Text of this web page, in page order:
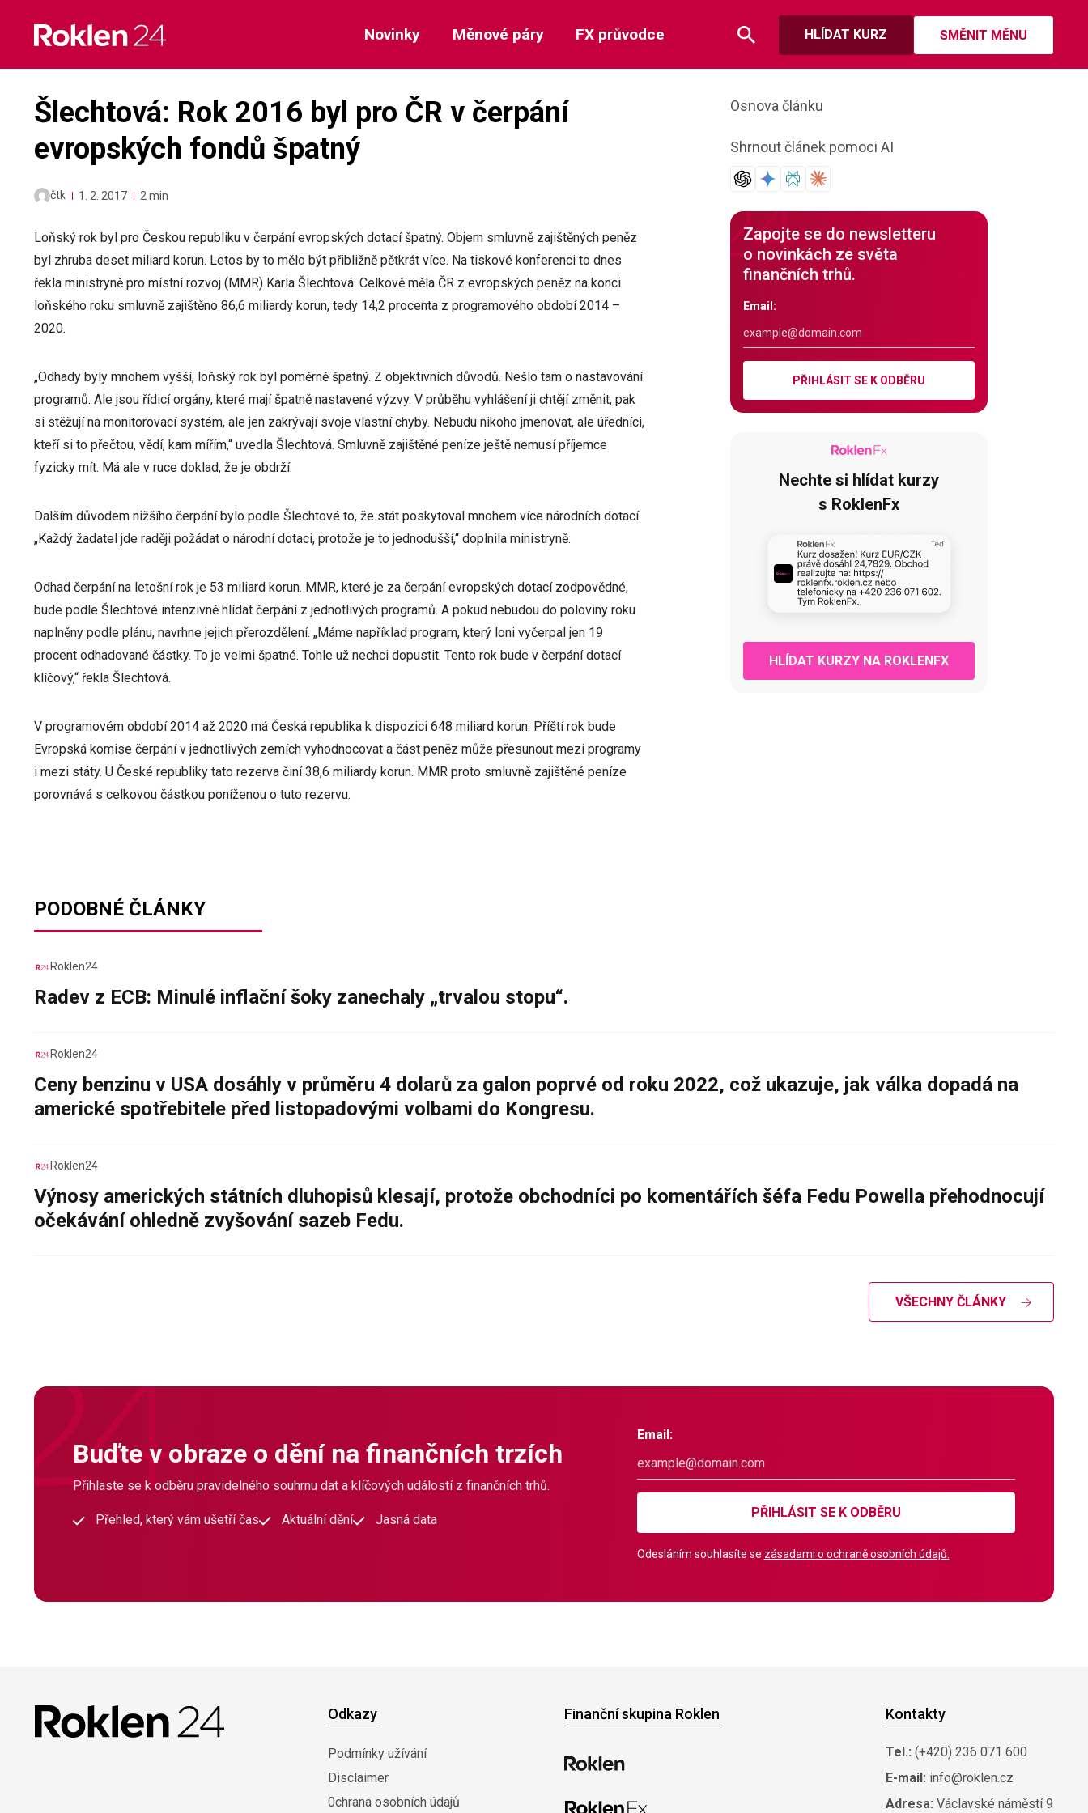
content
HLÍDAT KURZ SMĚNIT MĚNU
Novinky Měnové páry FX průvodce
Šlechtová: Rok 2016 byl pro ČR v čerpání
evropských fondů špatný
čtk 1. 2. 2017 2 min
Loňský rok byl pro Českou republiku v čerpání evropských dotací špatný. Objem smluvně zajištěných peněz
byl zhruba deset miliard korun. Letos by to mělo být přibližně pětkrát více. Na tiskové konferenci to dnes
řekla ministryně pro místní rozvoj (MMR) Karla Šlechtová. Celkově měla ČR z evropských peněz na konci
loňského roku smluvně zajištěno 86,6 miliardy korun, tedy 14,2 procenta z programového období 2014 –
2020.
„Odhady byly mnohem vyšší, loňský rok byl poměrně špatný. Z objektivních důvodů. Nešlo tam o nastavování
programů. Ale jsou řídicí orgány, které mají špatně nastavené výzvy. V průběhu vyhlášení ji chtějí změnit, pak
si stěžují na monitorovací systém, ale jen zakrývají svoje vlastní chyby. Nebudu nikoho jmenovat, ale úředníci,
kteří si to přečtou, vědí, kam mířím,“ uvedla Šlechtová. Smluvně zajištěné peníze ještě nemusí příjemce
fyzicky mít. Má ale v ruce doklad, že je obdrží.
Dalším důvodem nižšího čerpání bylo podle Šlechtové to, že stát poskytoval mnohem více národních dotací.
„Každý žadatel jde raději požádat o národní dotaci, protože je to jednodušší,“ doplnila ministryně.
Odhad čerpání na letošní rok je 53 miliard korun. MMR, které je za čerpání evropských dotací zodpovědné,
bude podle Šlechtové intenzivně hlídat čerpání z jednotlivých programů. A pokud nebudou do poloviny roku
naplněny podle plánu, navrhne jejich přerozdělení. „Máme například program, který loni vyčerpal jen 19
procent odhadované částky. To je velmi špatné. Tohle už nechci dopustit. Tento rok bude v čerpání dotací
klíčový,“ řekla Šlechtová.
V programovém období 2014 až 2020 má Česká republika k dispozici 648 miliard korun. Příští rok bude
Evropská komise čerpání v jednotlivých zemích vyhodnocovat a část peněz může přesunout mezi programy
i mezi státy. U České republiky tato rezerva činí 38,6 miliardy korun. MMR proto smluvně zajištěné peníze
porovnává s celkovou částkou poníženou o tuto rezervu.
Osnova článku
Shrnout článek pomoci AI
Zapojte se do newsletteru
o novinkách ze světa
finančních trhů.
Email:
PŘIHLÁSIT SE K ODBĚRU
Nechte si hlídat kurzy
s RoklenFx
HLÍDAT KURZY NA ROKLENFX
PODOBNÉ ČLÁNKY
Roklen24
Radev z ECB: Minulé inflační šoky zanechaly „trvalou stopu“.
Roklen24
Ceny benzinu v USA dosáhly v průměru 4 dolarů za galon poprvé od roku 2022, což ukazuje, jak válka dopadá na
americké spotřebitele před listopadovými volbami do Kongresu.
Roklen24
Výnosy amerických státních dluhopisů klesají, protože obchodníci po komentářích šéfa Fedu Powella přehodnocují
očekávání ohledně zvyšování sazeb Fedu.
VŠECHNY ČLÁNKY
Buďte v obraze o dění na finančních trzích
Přihlaste se k odběru pravidelného souhrnu dat a klíčových událostí z finančních trhů.
Přehled, který vám ušetří čas Aktuální dění Jasná data
Email:
PŘIHLÁSIT SE K ODBĚRU
Odesláním souhlasíte se zásadami o ochraně osobních údajů.
Odkazy
Podmínky užívání
Disclaimer
0chrana osobních údajů
Finanční skupina Roklen Kontakty
Tel.: (+420) 236 071 600
E-mail: info@roklen.cz
Adresa: Václavské náměstí 9